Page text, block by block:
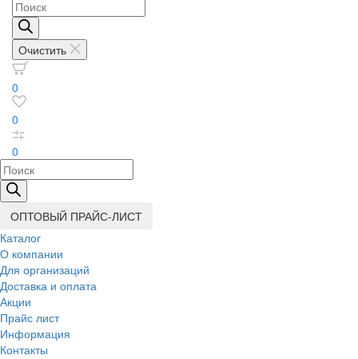
Поиск
товаров
Очистить
0
0
0
Поиск
товаров
ОПТОВЫЙ ПРАЙС-ЛИСТ
Каталог
О компании
Для организаций
Доставка и оплата
Акции
Прайс лист
Информация
Контакты